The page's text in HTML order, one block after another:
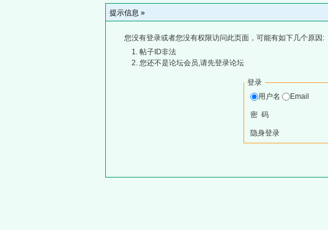
提示信息 »
您没有登录或者您没有权限访问此页面，可能有如下几个原因:
帖子ID非法
您还不是论坛会员,请先登录论坛
登录
用户名
Email
密 码
隐身登录